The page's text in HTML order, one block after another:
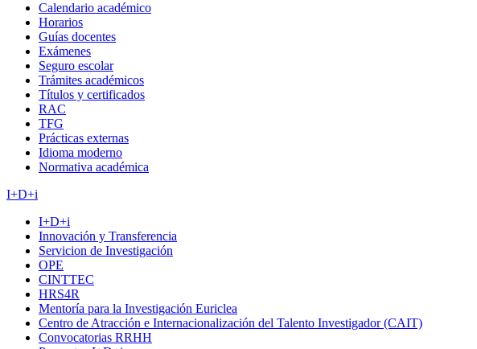
Calendario académico
Horarios
Guías docentes
Exámenes
Seguro escolar
Trámites académicos
Títulos y certificados
RAC
TFG
Prácticas externas
Idioma moderno
Normativa académica
I+D+i
I+D+i
Innovación y Transferencia
Servicion de Investigación
OPE
CINTTEC
HRS4R
Mentoría para la Investigación Euriclea
Centro de Atracción e Internacionalización del Talento Investigador (CAIT)
Convocatorias RRHH